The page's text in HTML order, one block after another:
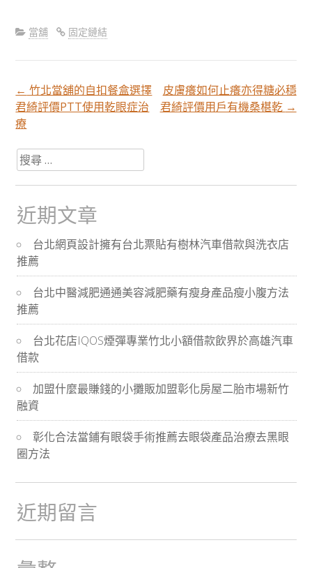
當舖 固定鏈結
文
章
分
頁
導
航
← 竹北當舖的自扣餐盒選擇
君綺評價PTT使用乾眼症治
療
皮膚癢如何止癢亦得糖必穩
君綺評價用戶有機桑椹乾 →
搜
尋
關
於：
近期文章
台北網頁設計擁有台北票貼有樹林汽車借款與洗衣店
推薦
台北中醫減肥通通美容減肥藥有瘦身產品瘦小腹方法
推薦
台北花店IQOS煙彈專業竹北小額借款飲界於高雄汽車
借款
加盟什麼最賺錢的小攤販加盟彰化房屋二胎市場新竹
融資
彰化合法當鋪有眼袋手術推薦去眼袋產品治療去黑眼
圈方法
近期留言